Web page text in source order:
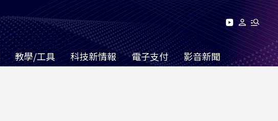
教學/工具 科技新情報 電子支付 影音新聞